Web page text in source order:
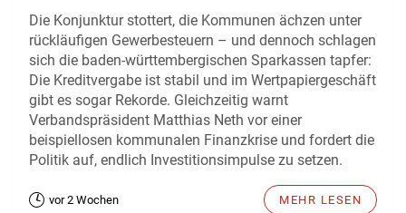
Die Konjunktur stottert, die Kommunen ächzen unter
rückläufigen Gewerbesteuern – und dennoch schlagen
sich die baden-württembergischen Sparkassen tapfer:
Die Kreditvergabe ist stabil und im Wertpapiergeschäft
gibt es sogar Rekorde. Gleichzeitig warnt
Verbandspräsident Matthias Neth vor einer
beispiellosen kommunalen Finanzkrise und fordert die
Politik auf, endlich Investitionsimpulse zu setzen.
vor 2 Wochen MEHR LESEN